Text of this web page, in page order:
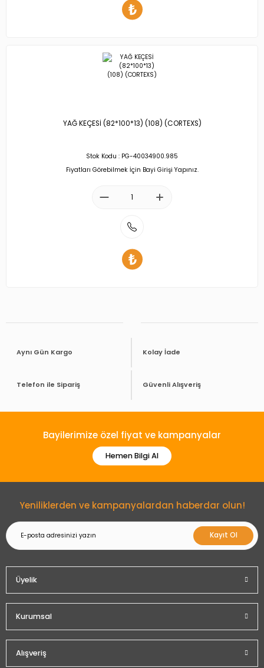
YAĞ KEÇESİ (82*100*13) (108) (CORTEXS)
Stok Kodu : PG-40034900.985
Fiyatları Görebilmek İçin Bayi Girişi Yapınız.
Aynı Gün Kargo Kolay İade
Telefon ile Sipariş Güvenli Alışveriş
Bayilerimize özel fiyat ve kampanyalar
Hemen Bilgi Al
Yeniliklerden ve kampanyalardan haberdar olun!
Kayıt Ol
Üyelik
Kurumsal
Alışveriş